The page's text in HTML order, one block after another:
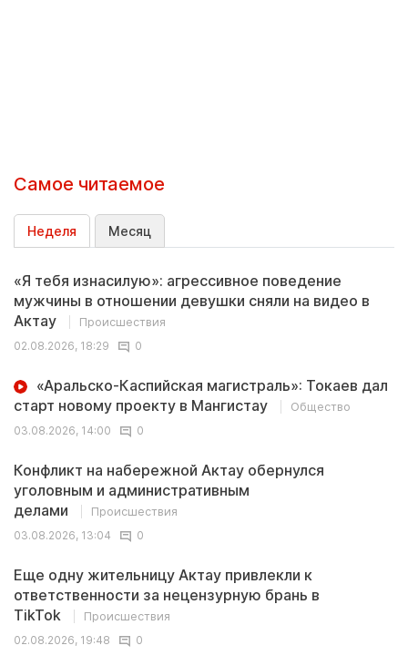
Самое читаемое
Неделя Месяц
«Я тебя изнасилую»: агрессивное поведение
мужчины в отношении девушки сняли на видео в
Актау
Происшествия
02.08.2026, 18:29
0
«Аральско-Каспийская магистраль»: Токаев дал
старт новому проекту в Мангистау
Общество
03.08.2026, 14:00
0
Конфликт на набережной Актау обернулся
уголовным и административным
делами
Происшествия
03.08.2026, 13:04
0
Еще одну жительницу Актау привлекли к
ответственности за нецензурную брань в
TikTok
Происшествия
02.08.2026, 19:48
0